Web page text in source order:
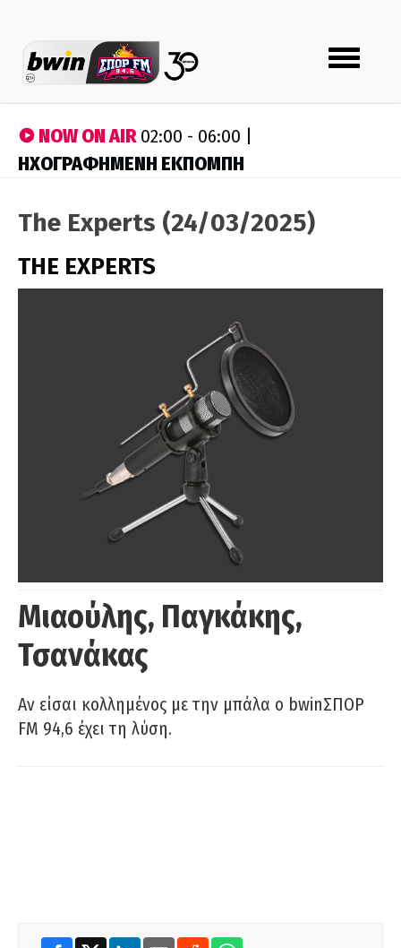
Toggle
navigation
NOW ON AIR02:00 - 06:00 |
ΗΧΟΓΡΑΦΗΜΕΝΗ ΕΚΠΟΜΠΗ
The Experts (24/03/2025)
THE EXPERTS
Μιαούλης, Παγκάκης,
Τσανάκας
Αν είσαι κολλημένος με την μπάλα ο bwinΣΠΟΡ
FM 94,6 έχει τη λύση.